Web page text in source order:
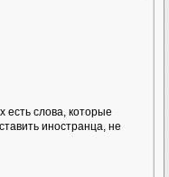
есть слова, которые
иностранца, не